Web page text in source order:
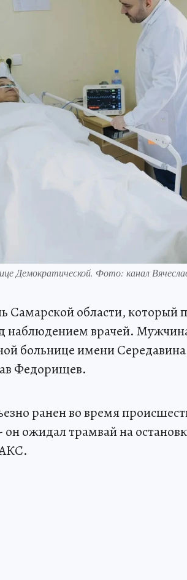
Демократической. Фото: канал
Самарской области, который
наблюдением врачей.
больнице имени
Федорищев.
ранен во время
ожидал трамвай на